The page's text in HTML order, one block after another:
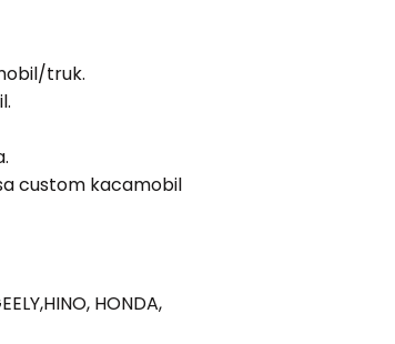
truk.
custom kacamobil
HONDA,